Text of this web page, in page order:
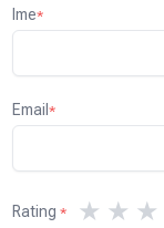
Ime*
Email*
Rating * ★ ★ ★